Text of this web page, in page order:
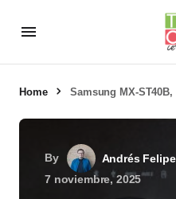
Home Samsung MX-
By
Andrés
7 noviembre, 2025